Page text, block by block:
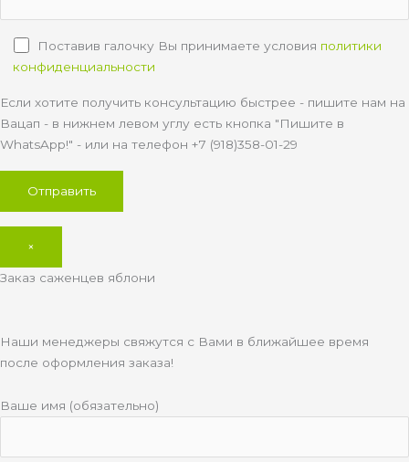
Поставив галочку Вы принимаете условия политики
конфиденциальности
Если хотите получить консультацию быстрее - пишите нам на
Вацап - в нижнем левом углу есть кнопка "Пишите в
WhatsApp!" - или на телефон +7 (918)358-01-29
×
Заказ саженцев яблони
Наши менеджеры свяжутся с Вами в ближайшее время
после оформления заказа!
Ваше имя (обязательно)